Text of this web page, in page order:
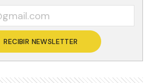
RECIBIR NEWSLETTER